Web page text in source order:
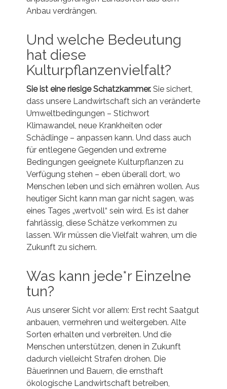
Anbau verdrängen.
Und welche Bedeutung
hat diese
Kulturpflanzenvielfalt?
Sie ist eine riesige Schatzkammer. Sie sichert,
dass unsere Landwirtschaft sich an veränderte
Umweltbedingungen – Stichwort
Klimawandel, neue Krankheiten oder
Schädlinge – anpassen kann. Und dass auch
für entlegene Gegenden und extreme
Bedingungen geeignete Kulturpflanzen zu
Verfügung stehen – eben überall dort, wo
Menschen leben und sich ernähren wollen. Aus
heutiger Sicht kann man gar nicht sagen, was
eines Tages „wertvoll“ sein wird. Es ist daher
fahrlässig, diese Schätze verkommen zu
lassen. Wir müssen die Vielfalt wahren, um die
Zukunft zu sichern.
Was kann jede*r Einzelne
tun?
Aus unserer Sicht vor allem: Erst recht Saatgut
anbauen, vermehren und weitergeben. Alte
Sorten erhalten und verbreiten. Und die
Menschen unterstützen, denen in Zukunft
dadurch vielleicht Strafen drohen. Die
Bäuerinnen und Bauern, die ernsthaft
ökologische Landwirtschaft betreiben,